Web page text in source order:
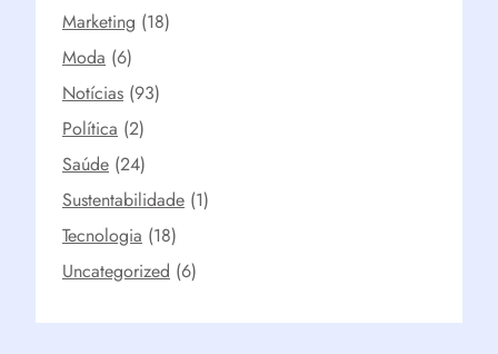
Marketing (18)
Moda (6)
Notícias (93)
Política (2)
Saúde (24)
Sustentabilidade (1)
Tecnologia (18)
Uncategorized (6)